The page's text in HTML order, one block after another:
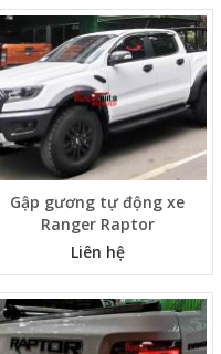
Gập gương tự động xe
Ranger Raptor
Liên hệ